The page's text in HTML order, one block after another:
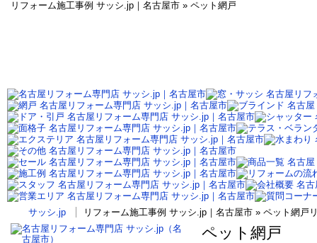
リフォーム施工事例 サッシ.jp｜名古屋市 » ペット網戸
サッシ.jp リフォーム施工事例 サッシ.jp｜名古屋市 » ペット網戸
ペット網戸